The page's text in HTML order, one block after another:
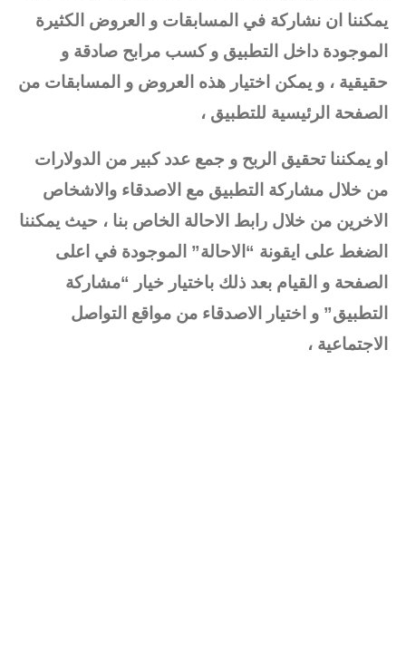
يمكننا ان نشاركة في المسابقات و العروض الكثيرة
الموجودة داخل التطبيق و كسب مرابح صادقة و
حقيقية ، و يمكن اختيار هذه العروض و المسابقات من
الصفحة الرئيسية للتطبيق ،
او يمكننا تحقيق الربح و جمع عدد كبير من الدولارات
من خلال مشاركة التطبيق مع الاصدقاء والاشخاص
الاخرين من خلال رابط الاحالة الخاص بنا ، حيث يمكننا
الضغط على ايقونة “الاحالة” الموجودة في اعلى
الصفحة و القيام بعد ذلك باختيار خيار “مشاركة
التطبيق” و اختيار الاصدقاء من مواقع التواصل
الاجتماعية ،